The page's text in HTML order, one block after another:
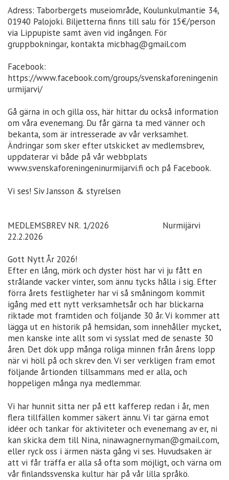
Adress: Taborbergets museiområde, Koulunkulmantie 34,
01940 Palojoki. Biljetterna finns till salu för 15€/person
via Lippupiste samt även vid ingången. För
gruppbokningar, kontakta micbhag@gmail.com
Facebook:
https://www.facebook.com/groups/svenskaforeningenin
urmijarvi/
Gå gärna in och gilla oss, här hittar du också information
om våra evenemang. Du får gärna ta med vänner och
bekanta, som är intresserade av vår verksamhet.
Ändringar som sker efter utskicket av medlemsbrev,
uppdaterar vi både på vår webbplats
www.svenskaforeningeninurmijarvi.fi och på Facebook.
Vi ses! Siv Jansson & styrelsen
MEDLEMSBREV NR. 1/2026 Nurmijärvi
22.2.2026
Gott Nytt År 2026!
Efter en lång, mörk och dyster höst har vi ju fått en
strålande vacker vinter, som ännu tycks hålla i sig. Efter
förra årets festligheter har vi så småningom kommit
igång med ett nytt verksamhetsår och har blickarna
riktade mot framtiden och följande 30 år. Vi kommer att
lägga ut en historik på hemsidan, som innehåller mycket,
men kanske inte allt som vi sysslat med de senaste 30
åren. Det dök upp många roliga minnen från årens lopp
när vi höll på och skrev den. Vi ser verkligen fram emot
följande årtionden tillsammans med er alla, och
hoppeligen många nya medlemmar.
Vi har hunnit sitta ner på ett kafferep redan i år, men
flera tillfällen kommer säkert ännu. Vi tar gärna emot
idéer och tankar för aktiviteter och evenemang av er, ni
kan skicka dem till Nina, ninawagnernyman@gmail.com,
eller ryck oss i ärmen nästa gång vi ses. Huvudsaken är
att vi får träffa er alla så ofta som möjligt, och värna om
vår finlandssvenska kultur här på vår lilla språkö.